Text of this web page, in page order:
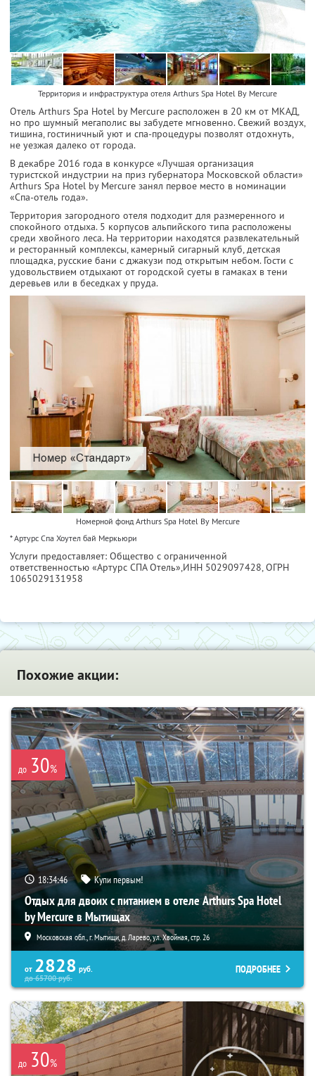
Территория и инфраструктура отеля Arthurs Spa Hotel By Mercure
Отель Arthurs Spa Hotel by Mercure расположен в 20 км от МКАД,
но про шумный мегаполис вы забудете мгновенно. Свежий воздух,
тишина, гостиничный уют и спа-процедуры позволят отдохнуть,
не уезжая далеко от города.
В декабре 2016 года в конкурсе «Лучшая организация
туристской индустрии на приз губернатора Московской области»
Arthurs Spa Hotel by Mercure занял первое место в номинации
«Спа-отель года».
Территория загородного отеля подходит для размеренного и
спокойного отдыха. 5 корпусов альпийского типа расположены
среди хвойного леса. На территории находятся развлекательный
и ресторанный комплексы, камерный сигарный клуб, детская
площадка, русские бани с джакузи под открытым небом. Гости с
удовольствием отдыхают от городской суеты в гамаках в тени
деревьев или в беседках у пруда.
Номерной фонд Arthurs Spa Hotel By Mercure
* Артурс Спа Хоутел бай Меркьюри
Услуги предоставляет: Общество с ограниченной
ответственностью «Артурс СПА Отель»,ИНН 5029097428, ОГРН
1065029131958
Похожие акции:
до 30%
18:34:44 Купи первым!
Отдых для двоих с питанием в отеле Arthurs Spa Hotel
by Mercure в Мытищах
Московская обл., г. Мытищи, д. Ларево, ул. Хвойная, стр. 26
от 2828 руб.
до65700руб.
ПОДРОБНЕЕ
до 30%